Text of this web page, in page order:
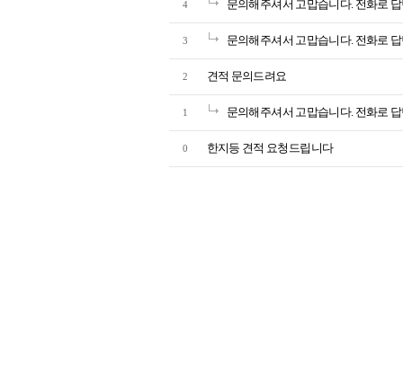
4 문의해주셔서 고맙습니다. 전화로
3 문의해주셔서 고맙습니다. 전화로
2 견적 문의드려요
1 문의해주셔서 고맙습니다. 전화로
0 한지등 견적 요청드립니다